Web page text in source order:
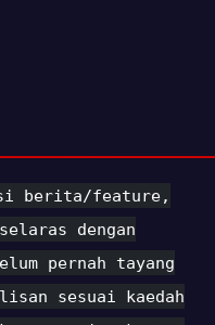
berita/feature,
dengan
pernah tayang
sesuai kaedah